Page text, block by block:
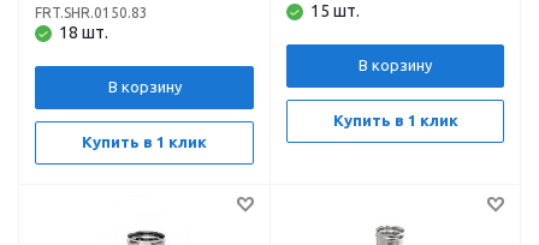
18 шт.
FRT.SHR.0150.83
В корзину
Купить в 1 клик
15 шт.
В корзину
Купить в 1 клик